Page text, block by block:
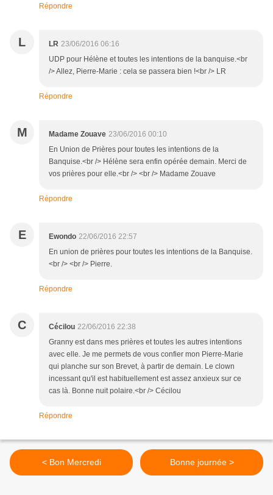
Répondre
L LR 23/06/2016 06:16
UDP pour Hélène et toutes les intentions de la banquise.<br
/> Allez, Pierre-Marie : cela se passera bien !<br /> LR
Répondre
M Madame Zouave 23/06/2016 00:10
En Union de Prières pour toutes les intentions de la
Banquise.<br /> Hélène sera enfin opérée demain. Merci de
vos prières pour elle.<br /> <br /> Madame Zouave
Répondre
E Ewondo 22/06/2016 22:57
En union de prières pour toutes les intentions de la Banquise.
<br /> <br /> Pierre.
Répondre
C Cécilou 22/06/2016 22:38
Granny est dans mes prières et toutes les autres intentions
avec elle. Je me permets de vous confier mon Pierre-Marie
qui planche sur son Brevet, à partir de demain. Le clown
incessant qu'il est habituellement est assez anxieux sur ce
cas là. Bonne nuit polaire.<br /> Cécilou
Répondre
< Bon Mercredi Bonne journée >